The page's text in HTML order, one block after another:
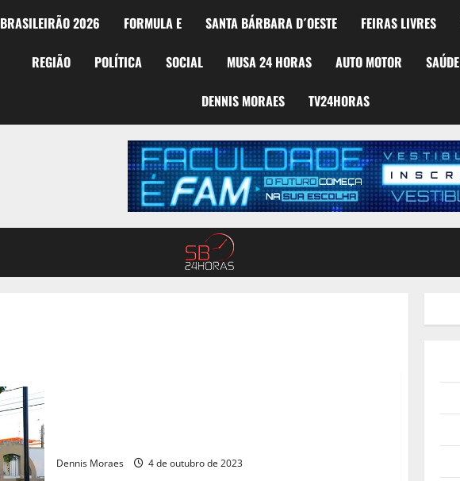
BRASILEIRÃO 2026 FORMULA E SANTA BÁRBARA D´OESTE FEIRAS LIVRES
REGIÃO POLÍTICA SOCIAL MUSA 24 HORAS AUTO MOTOR SAÚDE
DENNIS MORAES TV24HORAS
Dennis Moraes 4 de outubro de 2023